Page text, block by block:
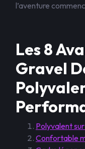
l’aventure
Les 8
Gravel
Polyvalent
Confortable